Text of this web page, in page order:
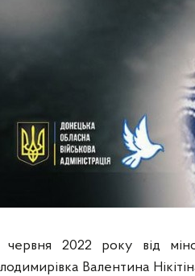
червня 2022 року від
Валентина